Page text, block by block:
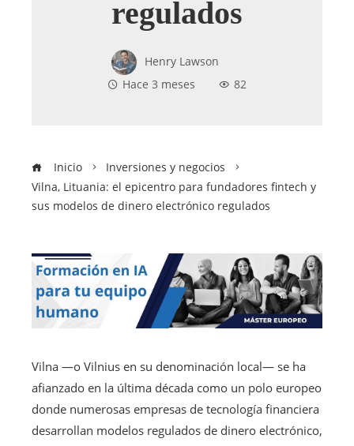
regulados
Henry Lawson
Hace 3 meses
82
Inicio
Inversiones y negocios
Vilna, Lituania: el epicentro para fundadores fintech y
sus modelos de dinero electrónico regulados
Vilna —o Vilnius en su denominación local— se ha
afianzado en la última década como un polo europeo
donde numerosas empresas de tecnología financiera
desarrollan modelos regulados de dinero electrónico,